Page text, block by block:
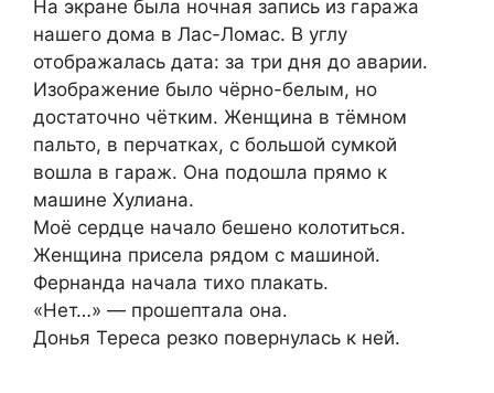
На экране была ночная запись из гаража
нашего дома в Лас-Ломас. В углу
отображалась дата: за три дня до аварии.
Изображение было чёрно-белым, но
достаточно чётким. Женщина в тёмном
пальто, в перчатках, с большой сумкой
вошла в гараж. Она подошла прямо к
машине Хулиана.
Моё сердце начало бешено колотиться.
Женщина присела рядом с машиной.
Фернанда начала тихо плакать.
«Нет…» — прошептала она.
Донья Тереса резко повернулась к ней.